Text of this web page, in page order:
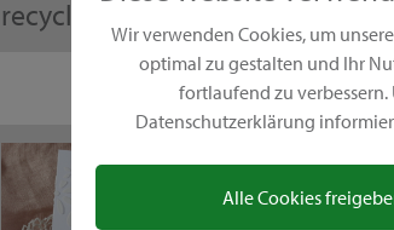
Wir verwenden Cookies, um
optimal zu gestalten und Ihr
fortlaufend zu verbessern.
Datenschutzerklärung
Alle Cookies
recyclés